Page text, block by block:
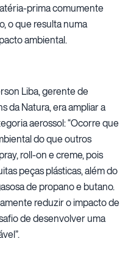
prima comumente
o que resulta numa
ambiental.
Liba, gerente de
da Natura, era ampliar a
aerossol: “Ocorre que
do que outros
roll-on e creme, pois
peças plásticas, além do
de propano e butano.
reduzir o impacto de
de desenvolver uma